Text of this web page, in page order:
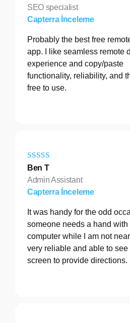
SEO specialist
Capterra İnceleme
Probably the best free
app. I like seamless remote
experience and copy/paste
functionality, reliability, and
free to use.
Ben T
Admin Assistant
Capterra İnceleme
It was handy for the odd
someone needs a hand with
computer while I am not
very reliable and able to see
screen to provide directions.